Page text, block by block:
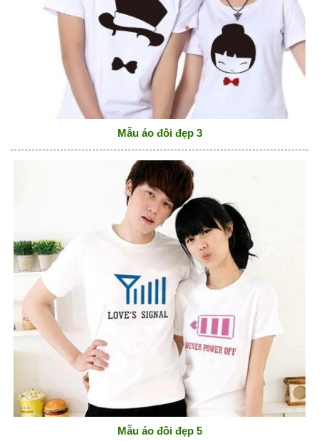
Mẫu áo đôi đẹp 3
Mẫu áo đôi đẹp 5